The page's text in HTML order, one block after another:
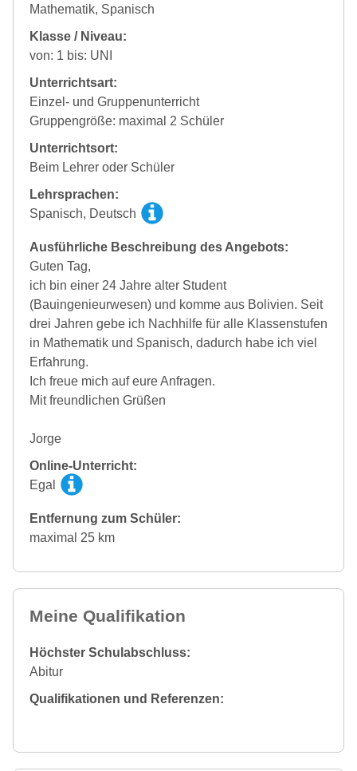
Mathematik, Spanisch
Klasse / Niveau:
von: 1 bis: UNI
Unterrichtsart:
Einzel- und Gruppenunterricht
Gruppengröße: maximal 2 Schüler
Unterrichtsort:
Beim Lehrer oder Schüler
Lehrsprachen:
Spanisch, Deutsch
Ausführliche Beschreibung des Angebots:
Guten Tag,
ich bin einer 24 Jahre alter Student
(Bauingenieurwesen) und komme aus Bolivien. Seit
drei Jahren gebe ich Nachhilfe für alle Klassenstufen
in Mathematik und Spanisch, dadurch habe ich viel
Erfahrung.
Ich freue mich auf eure Anfragen.
Mit freundlichen Grüßen
Jorge
Online-Unterricht:
Egal
Entfernung zum Schüler:
maximal 25 km
Meine Qualifikation
Höchster Schulabschluss:
Abitur
Qualifikationen und Referenzen: